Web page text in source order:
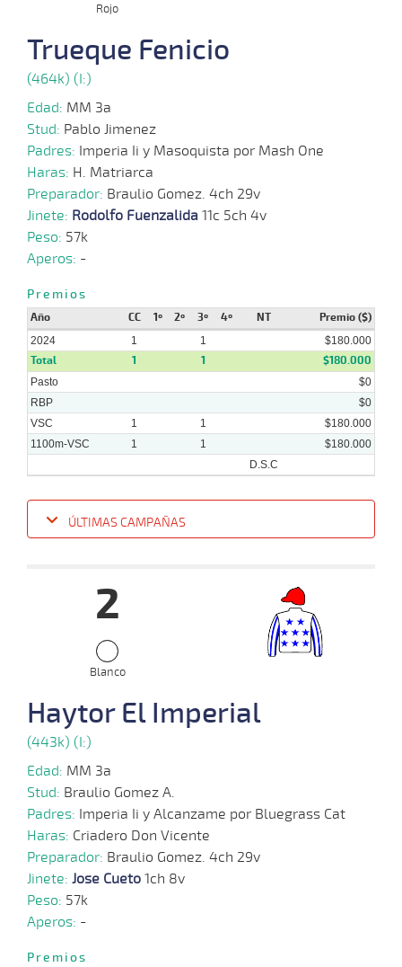
Rojo
Trueque Fenicio
(464k) (I:)
Edad: MM 3a
Stud: Pablo Jimenez
Padres: Imperia Ii y Masoquista por Mash One
Haras: H. Matriarca
Preparador: Braulio Gomez. 4ch 29v
Jinete: Rodolfo Fuenzalida 11c 5ch 4v
Peso: 57k
Aperos: -
Premios
Año CC 1º 2º 3º 4º NT Premio ($)
2024 1 1 $180.000
Total 1 1 $180.000
Pasto
$0
RBP
$0
VSC
1 1
$180.000
1100m-VSC
1 1
$180.000
D.S.C
ÚLTIMAS CAMPAÑAS
1100m 2,0
2024
2
Blanco
Haytor El Imperial
(443k) (I:)
Edad: MM 3a
Stud: Braulio Gomez A.
Padres: Imperia Ii y Alcanzame por Bluegrass Cat
Haras: Criadero Don Vicente
Preparador: Braulio Gomez. 4ch 29v
Jinete: Jose Cueto 1ch 8v
Peso: 57k
Aperos: -
Premios